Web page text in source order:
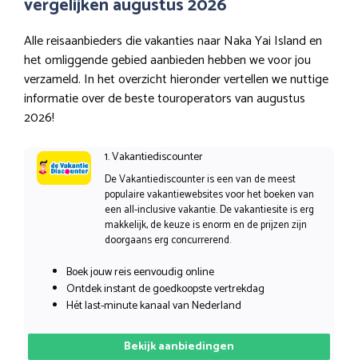
vergelijken augustus 2026
Alle reisaanbieders die vakanties naar Naka Yai Island en
het omliggende gebied aanbieden hebben we voor jou
verzameld. In het overzicht hieronder vertellen we nuttige
informatie over de beste touroperators van augustus
2026!
1. Vakantiediscounter
De Vakantiediscounter is een van de meest
populaire vakantiewebsites voor het boeken van
een all-inclusive vakantie. De vakantiesite is erg
makkelijk, de keuze is enorm en de prijzen zijn
doorgaans erg concurrerend.
Boek jouw reis eenvoudig online
Ontdek instant de goedkoopste vertrekdag
Hét last-minute kanaal van Nederland
Bekijk aanbiedingen